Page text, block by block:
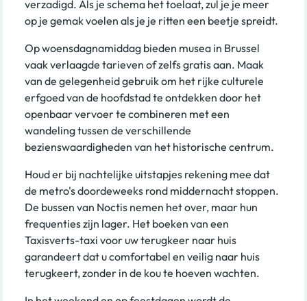
verzadigd. Als je schema het toelaat, zul je je meer
op je gemak voelen als je je ritten een beetje spreidt.
Op woensdagnamiddag bieden musea in Brussel
vaak verlaagde tarieven of zelfs gratis aan. Maak
van de gelegenheid gebruik om het rijke culturele
erfgoed van de hoofdstad te ontdekken door het
openbaar vervoer te combineren met een
wandeling tussen de verschillende
bezienswaardigheden van het historische centrum.
Houd er bij nachtelijke uitstapjes rekening mee dat
de metro's doordeweeks rond middernacht stoppen.
De bussen van Noctis nemen het over, maar hun
frequenties zijn lager. Het boeken van een
Taxisverts-taxi voor uw terugkeer naar huis
garandeert dat u comfortabel en veilig naar huis
terugkeert, zonder in de kou te hoeven wachten.